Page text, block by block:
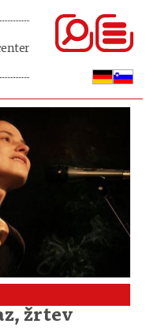
žrtev